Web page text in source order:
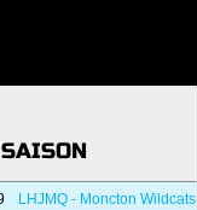
LHJMQ - Moncton Wildcats